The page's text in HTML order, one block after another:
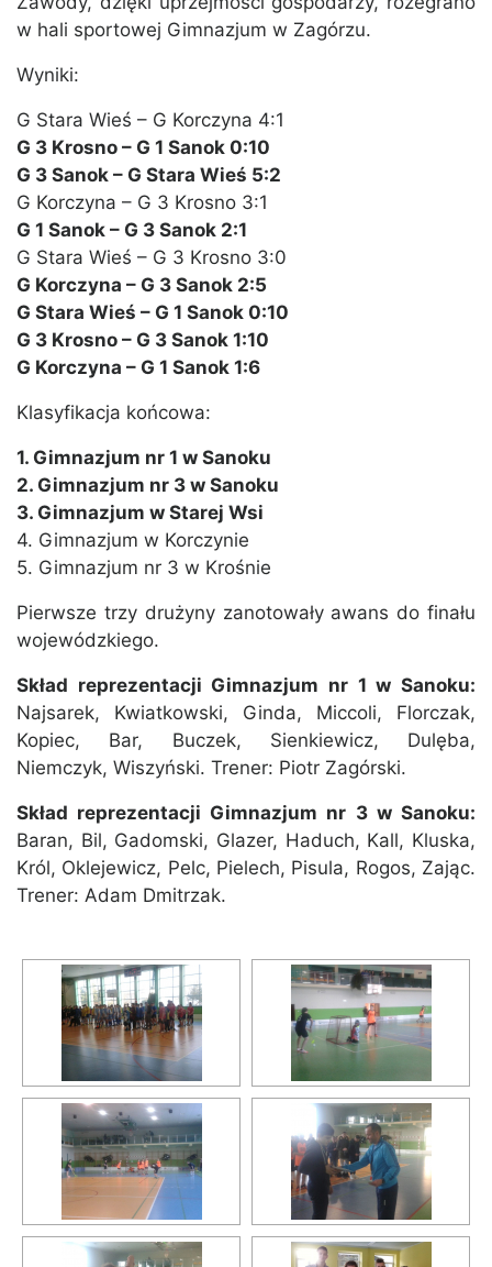
w hali sportowej Gimnazjum w Zagórzu.
Wyniki:
G Stara Wieś – G Korczyna 4:1
G 3 Krosno – G 1 Sanok 0:10
G 3 Sanok – G Stara Wieś 5:2
G Korczyna – G 3 Krosno 3:1
G 1 Sanok – G 3 Sanok 2:1
G Stara Wieś – G 3 Krosno 3:0
G Korczyna – G 3 Sanok 2:5
G Stara Wieś – G 1 Sanok 0:10
G 3 Krosno – G 3 Sanok 1:10
G Korczyna – G 1 Sanok 1:6
Klasyfikacja końcowa:
1. Gimnazjum nr 1 w Sanoku
2. Gimnazjum nr 3 w Sanoku
3. Gimnazjum w Starej Wsi
4. Gimnazjum w Korczynie
5. Gimnazjum nr 3 w Krośnie
Pierwsze trzy drużyny zanotowały awans do finału
wojewódzkiego.
Skład reprezentacji Gimnazjum nr 1 w Sanoku:
Najsarek, Kwiatkowski, Ginda, Miccoli, Florczak,
Kopiec, Bar, Buczek, Sienkiewicz, Dulęba,
Niemczyk, Wiszyński. Trener: Piotr Zagórski.
Skład reprezentacji Gimnazjum nr 3 w Sanoku:
Baran, Bil, Gadomski, Glazer, Haduch, Kall, Kluska,
Król, Oklejewicz, Pelc, Pielech, Pisula, Rogos, Zając.
Trener: Adam Dmitrzak.